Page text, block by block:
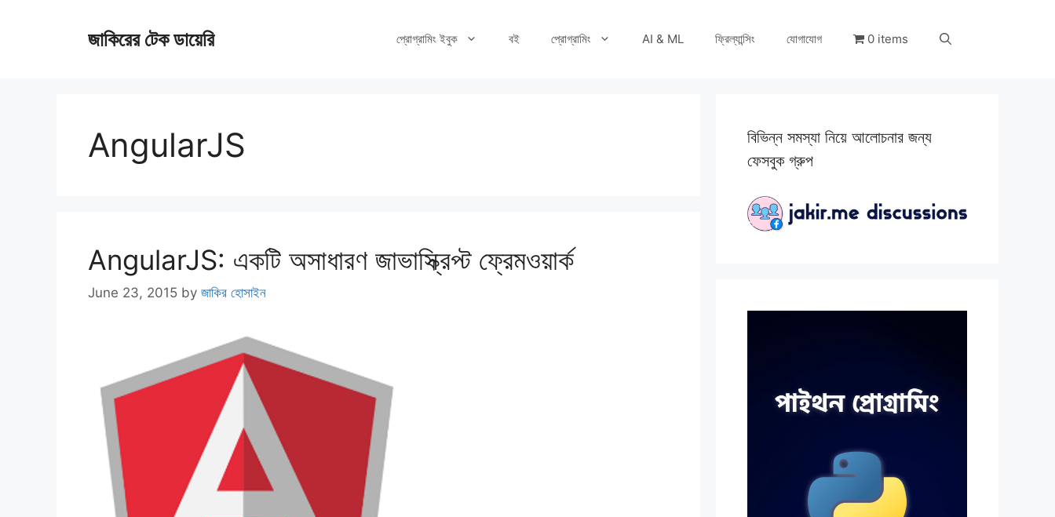
জাকিরের টেক ডায়েরি প্রোগ্রামিং ইবুক বই প্রোগ্রামিং AI & ML ফ্রিল্যান্সিং যোগাযোগ 0 items
AngularJS
AngularJS: একটি অসাধারণ জাভাস্ক্রিপ্ট ফ্রেমওয়ার্ক
June 23, 2015 by জাকির হোসাইন
বিভিন্ন সমস্যা নিয়ে আলোচনার জন্য
ফেসবুক গ্রুপ